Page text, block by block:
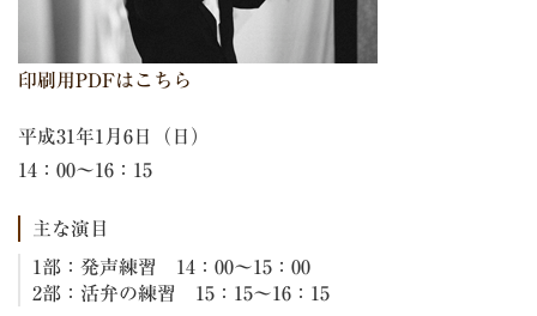
印刷用PDFはこちら
平成31年1月6日（日）
14：00～16：15
主な演目
1部：発声練習 14：00～15：00
2部：活弁の練習 15：15～16：15